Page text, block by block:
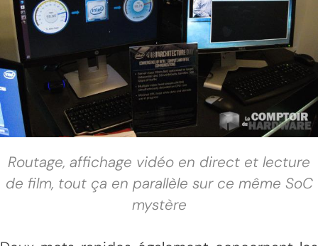
Routage, affichage vidéo en direct et lecture
de film, tout ça en parallèle sur ce même SoC
mystère